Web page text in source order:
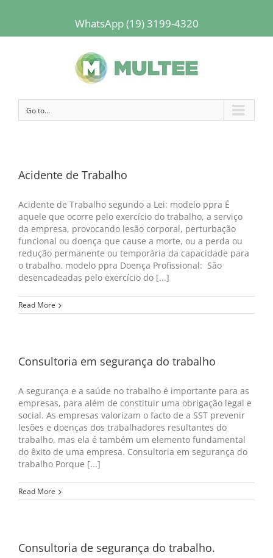
WhatsApp (19) 3199-4320
Go to...
Acidente de Trabalho
Acidente de Trabalho segundo a Lei: modelo ppra É
aquele que ocorre pelo exercício do trabalho, a serviço
da empresa, provocando lesão corporal, perturbação
funcional ou doença que cause a morte, ou a perda ou
redução permanente ou temporária da capacidade para
o trabalho. modelo ppra Doença Profissional: São
desencadeadas pelo exercício do [...]
Read More
Consultoria em segurança do trabalho
A segurança e a saúde no trabalho é importante para as
empresas, para além de constituir uma obrigação legal e
social. As empresas valorizam o facto de a SST prevenir
lesões e doenças dos trabalhadores resultantes do
trabalho, mas ela é também um elemento fundamental
do êxito de uma empresa. Consultoria em segurança do
trabalho Porque [...]
Read More
Consultoria de segurança do trabalho.